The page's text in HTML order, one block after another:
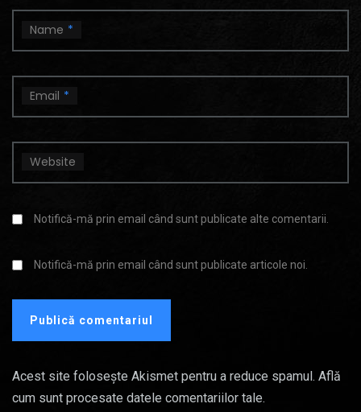
Name *
Email *
Website
Notifică-mă prin email când sunt publicate alte comentarii.
Notifică-mă prin email când sunt publicate articole noi.
Acest site folosește Akismet pentru a reduce spamul. Află
cum sunt procesate datele comentariilor tale.